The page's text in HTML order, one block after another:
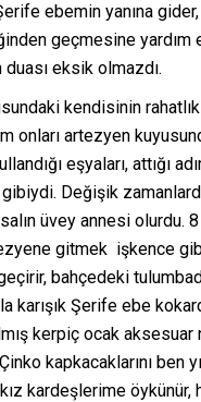
ebemin yanına
geçmesine
eksik olmazdı.
kendisinin
onları artezyen
eşyaları, attığı
Değişik
üvey annesi olurdu. 8
gitmek işkence
bahçedeki
karışık Şerife ebe
kerpiç ocak
kapkacaklarını ben
kardeşlerime öykünür,